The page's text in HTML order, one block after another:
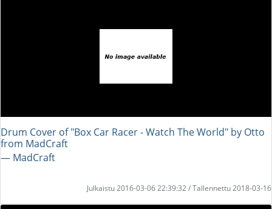
Drum Cover of "Box Car Racer - Watch The World" by Otto
from MadCraft
― MadCraft
Julkaistu 2016-03-06 22:39:32 / Tallennettu 2018-03-16